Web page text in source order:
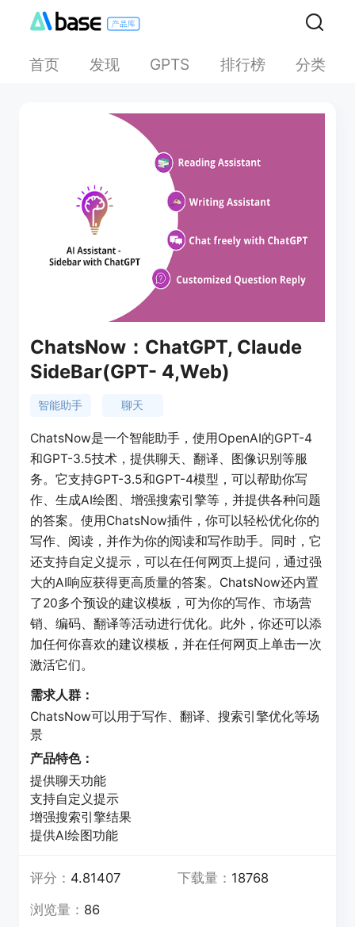
首页 发现 GPTS 排行榜 分类
ChatsNow：ChatGPT, Claude
SideBar(GPT- 4,Web)
智能助手 聊天
ChatsNow是一个智能助手，使用OpenAI的GPT-4
和GPT-3.5技术，提供聊天、翻译、图像识别等服
务。它支持GPT-3.5和GPT-4模型，可以帮助你写
作、生成AI绘图、增强搜索引擎等，并提供各种问题
的答案。使用ChatsNow插件，你可以轻松优化你的
写作、阅读，并作为你的阅读和写作助手。同时，它
还支持自定义提示，可以在任何网页上提问，通过强
大的AI响应获得更高质量的答案。ChatsNow还内置
了20多个预设的建议模板，可为你的写作、市场营
销、编码、翻译等活动进行优化。此外，你还可以添
加任何你喜欢的建议模板，并在任何网页上单击一次
激活它们。
需求人群：
ChatsNow可以用于写作、翻译、搜索引擎优化等场
景
产品特色：
提供聊天功能
支持自定义提示
增强搜索引擎结果
提供AI绘图功能
评分： 4.81407 下载量： 18768
浏览量： 86